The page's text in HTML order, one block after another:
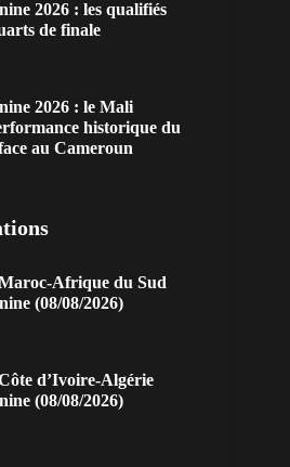
2026 : les qualifiés
de finale
2026 : le Mali
historique du
au Cameroun
Afrique du Sud
(08/08/2026)
d’Ivoire-Algérie
(08/08/2026)